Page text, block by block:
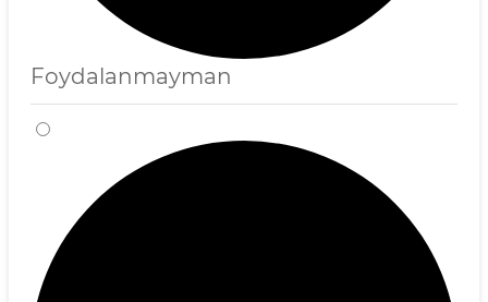
Foydalanmayman